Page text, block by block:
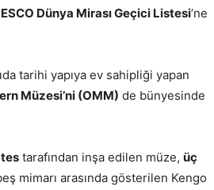
Dünya Mirası Geçici Listesi’ne
tarihi yapıya ev sahipliği yapan
Müzesi’ni (OMM) de bünyesinde
tarafından inşa edilen müze, üç
mimarı arasında gösterilen Kengo